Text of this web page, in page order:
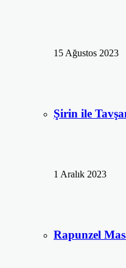
15 Ağustos 2023
Şirin ile
1 Aralık 2023
Rapunzel